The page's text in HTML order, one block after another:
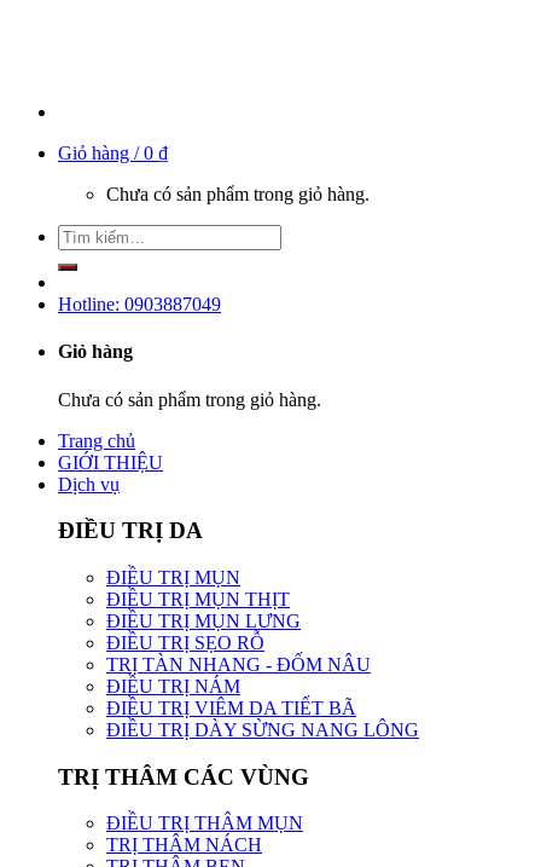
Giỏ hàng /0 ₫
Chưa có sản phẩm trong giỏ hàng.
Hotline: 0903887049
Giỏ hàng
Chưa có sản phẩm trong giỏ hàng.
Trang chủ
GIỚI THIỆU
Dịch vụ
ĐIỀU TRỊ DA
ĐIỀU TRỊ MỤN
ĐIỀU TRỊ MỤN THỊT
ĐIỀU TRỊ MỤN LƯNG
ĐIỀU TRỊ SẸO RỖ
TRỊ TÀN NHANG - ĐỐM NÂU
ĐIỀU TRỊ NÁM
ĐIỀU TRỊ VIÊM DA TIẾT BÃ
ĐIỀU TRỊ DÀY SỪNG NANG LÔNG
TRỊ THÂM CÁC VÙNG
ĐIỀU TRỊ THÂM MỤN
TRỊ THÂM NÁCH